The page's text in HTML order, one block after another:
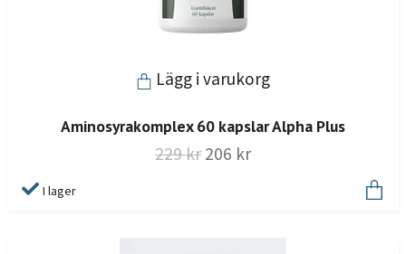
Lägg i varukorg
Aminosyrakomplex 60 kapslar Alpha Plus
229 kr 206 kr
I lager